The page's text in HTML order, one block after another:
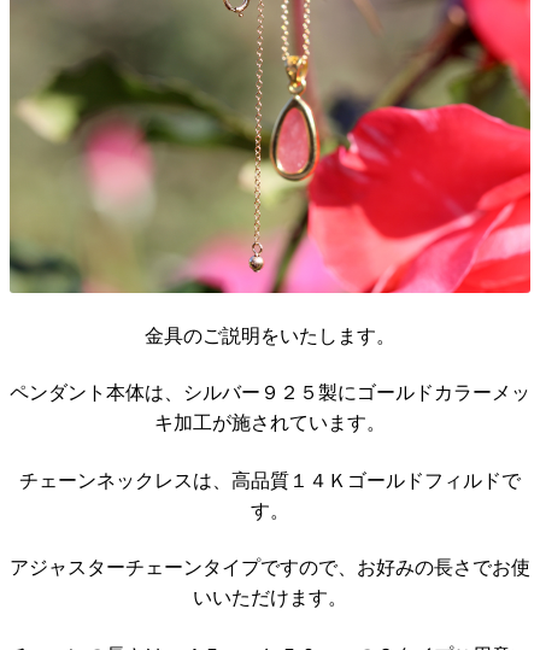
金具のご説明をいたします。
ペンダント本体は、シルバー９２５製にゴールドカラーメッ
キ加工が施されています。
チェーンネックレスは、高品質１４Ｋゴールドフィルドで
す。
アジャスターチェーンタイプですので、お好みの長さでお使
いいただけます。